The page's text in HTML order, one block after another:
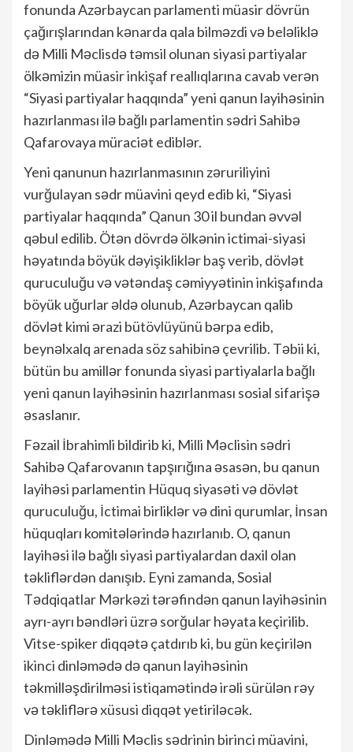
fonunda Azərbaycan parlamenti müasir dövrün
çağırışlarından kənarda qala bilməzdi və beləliklə
də Milli Məclisdə təmsil olunan siyasi partiyalar
ölkəmizin müasir inkişaf reallıqlarına cavab verən
“Siyasi partiyalar haqqında” yeni qanun layihəsinin
hazırlanması ilə bağlı parlamentin sədri Sahibə
Qafarovaya müraciət ediblər.
Yeni qanunun hazırlanmasının zəruriliyini
vurğulayan sədr müavini qeyd edib ki, “Siyasi
partiyalar haqqında” Qanun 30 il bundan əvvəl
qəbul edilib. Ötən dövrdə ölkənin ictimai-siyasi
həyatında böyük dəyişikliklər baş verib, dövlət
quruculuğu və vətəndaş cəmiyyətinin inkişafında
böyük uğurlar əldə olunub, Azərbaycan qalib
dövlət kimi ərazi bütövlüyünü bərpa edib,
beynəlxalq arenada söz sahibinə çevrilib. Təbii ki,
bütün bu amillər fonunda siyasi partiyalarla bağlı
yeni qanun layihəsinin hazırlanması sosial sifarişə
əsaslanır.
Fəzail İbrahimli bildirib ki, Milli Məclisin sədri
Sahibə Qafarovanın tapşırığına əsasən, bu qanun
layihəsi parlamentin Hüquq siyasəti və dövlət
quruculuğu, İctimai birliklər və dini qurumlar, İnsan
hüquqları komitələrində hazırlanıb. O, qanun
layihəsi ilə bağlı siyasi partiyalardan daxil olan
təkliflərdən danışıb. Eyni zamanda, Sosial
Tədqiqatlar Mərkəzi tərəfindən qanun layihəsinin
ayrı-ayrı bəndləri üzrə sorğular həyata keçirilib.
Vitse-spiker diqqətə çatdırıb ki, bu gün keçirilən
ikinci dinləmədə də qanun layihəsinin
təkmilləşdirilməsi istiqamətində irəli sürülən rəy
və təkliflərə xüsusi diqqət yetiriləcək.
Dinləmədə Milli Məclis sədrinin birinci müavini,